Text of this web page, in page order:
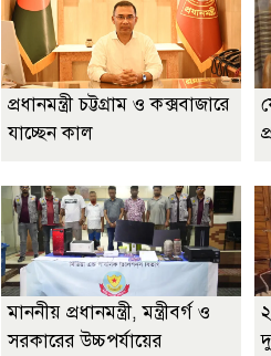
প্রধানমন্ত্রী চট্টগ্রাম ও কক্সবাজারে
যাচ্ছেন কাল
মাননীয় প্রধানমন্ত্রী, মন্ত্রীবর্গ ও
সরকারের উচ্চপর্যায়ের